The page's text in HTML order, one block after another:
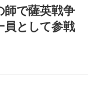
師で薩英戦争
員として参戦